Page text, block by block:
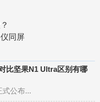
同屏
比坚果N1 Ultra区别有哪
式公布...